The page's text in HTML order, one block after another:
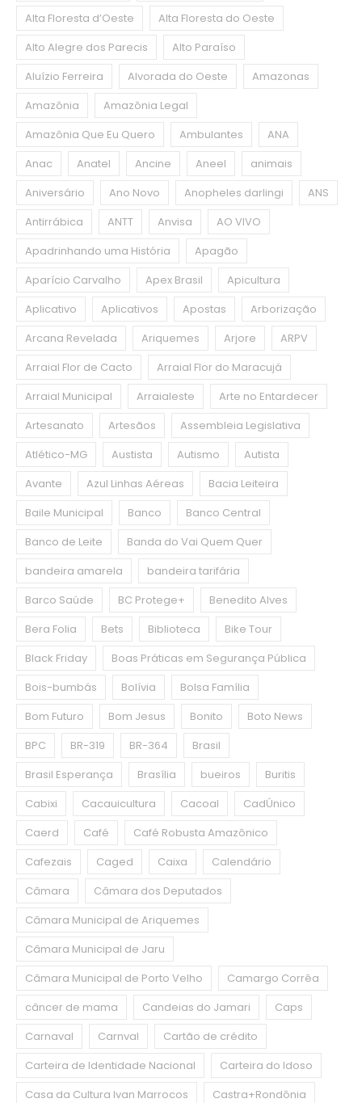
Alta Floresta d’Oeste
Alta Floresta do Oeste
Alto Alegre dos Parecis
Alto Paraíso
Aluízio Ferreira
Alvorada do Oeste
Amazonas
Amazônia
Amazônia Legal
Amazônia Que Eu Quero
Ambulantes
ANA
Anac
Anatel Ancine Aneel
animais
Aniversário
Ano Novo Anopheles darlingi
ANS
Antirrábica
ANTT Anvisa
AO VIVO
Apadrinhando uma História
Apagão
Aparício Carvalho
Apex Brasil
Apicultura
Aplicativo
Aplicativos Apostas
Arborização
Arcana Revelada
Ariquemes Arjore
ARPV
Arraial Flor de Cacto
Arraial Flor do Maracujá
Arraial Municipal
Arraialeste
Arte no Entardecer
Artesanato
Artesãos
Assembleia Legislativa
Atlético-MG
Austista Autismo
Autista
Avante
Azul Linhas Aéreas
Bacia Leiteira
Baile Municipal
Banco
Banco Central
Banco de Leite
Banda do Vai Quem Quer
bandeira amarela
bandeira tarifária
Barco Saúde
BC Protege+
Benedito Alves
Bera Folia
Bets Biblioteca
Bike Tour
Black Friday
Boas Práticas em Segurança Pública
Bois-bumbás
Bolívia
Bolsa Família
Bom Futuro
Bom Jesus Bonito
Boto News
BPC
BR-319 BR-364
Brasil
Brasil Esperança
Brasília bueiros
Buritis
Cabixi
Cacauicultura Cacoal
CadÚnico
Caerd
Café
Café Robusta Amazônico
Cafezais
Caged Caixa
Calendário
Câmara
Câmara dos Deputados
Câmara Municipal de Ariquemes
Câmara Municipal de Jaru
Câmara Municipal de Porto Velho
Camargo Corrêa
câncer de mama
Candeias do Jamari
Caps
Carnaval
Carnval
Cartão de crédito
Carteira de Identidade Nacional
Carteira do Idoso
Casa da Cultura Ivan Marrocos
Castra+Rondônia